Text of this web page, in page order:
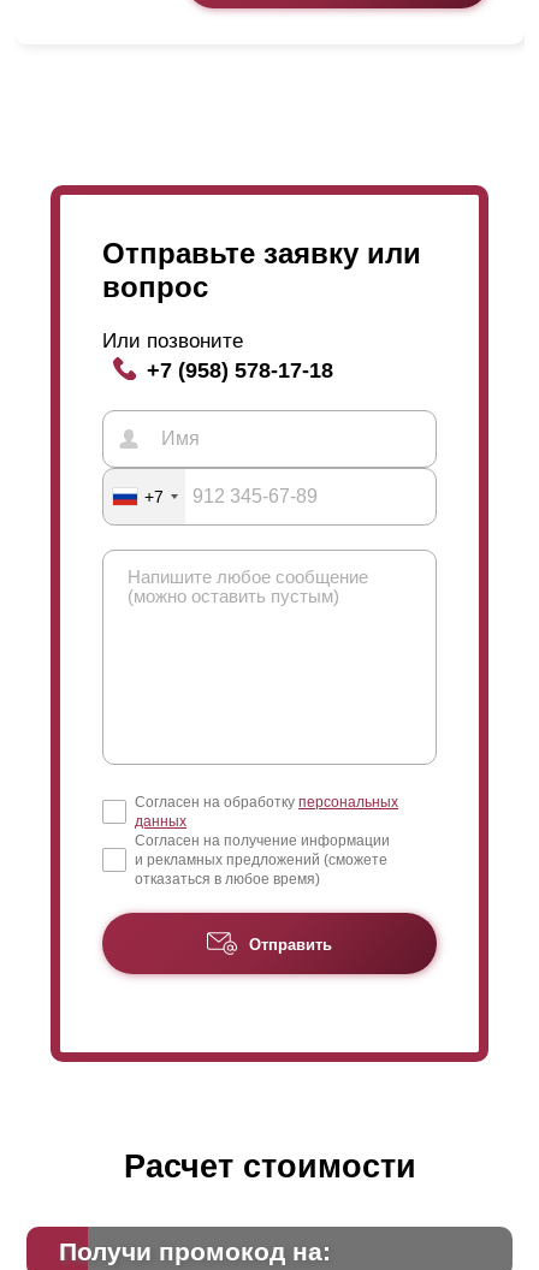
Отправьте заявку или
вопрос
Или позвоните
+7 (958) 578-17-18
+7
Согласен на обработку персональных
данных
Согласен на получение информации
и рекламных предложений (сможете
отказаться в любое время)
Отправить
Расчет стоимости
Получи промокод на: